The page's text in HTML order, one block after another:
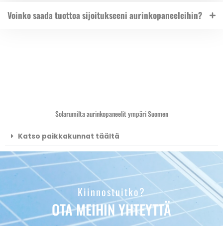
Voinko saada tuottoa sijoitukseeni aurinkopaneeleihin?
Solarumilta aurinkopaneelit ympäri Suomen
Katso paikkakunnat täältä
Kiinnostuitko?
OTA MEIHIN YHTEYTTÄ